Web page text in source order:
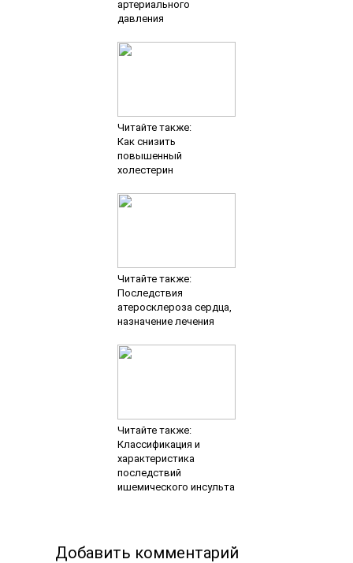
артериального
давления
Читайте также:
Как снизить
повышенный
холестерин
Читайте также:
Последствия
атеросклероза сердца,
назначение лечения
Читайте также:
Классификация и
характеристика
последствий
ишемического инсульта
Добавить комментарий